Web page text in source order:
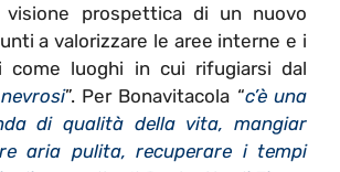
prospettica di un nuovo
a valorizzare le aree interne e i
come luoghi in cui rifugiarsi dal
”. Per Bonavitacola “c’è una
di qualità della vita, mangiar
aria pulita, recuperare i tempi